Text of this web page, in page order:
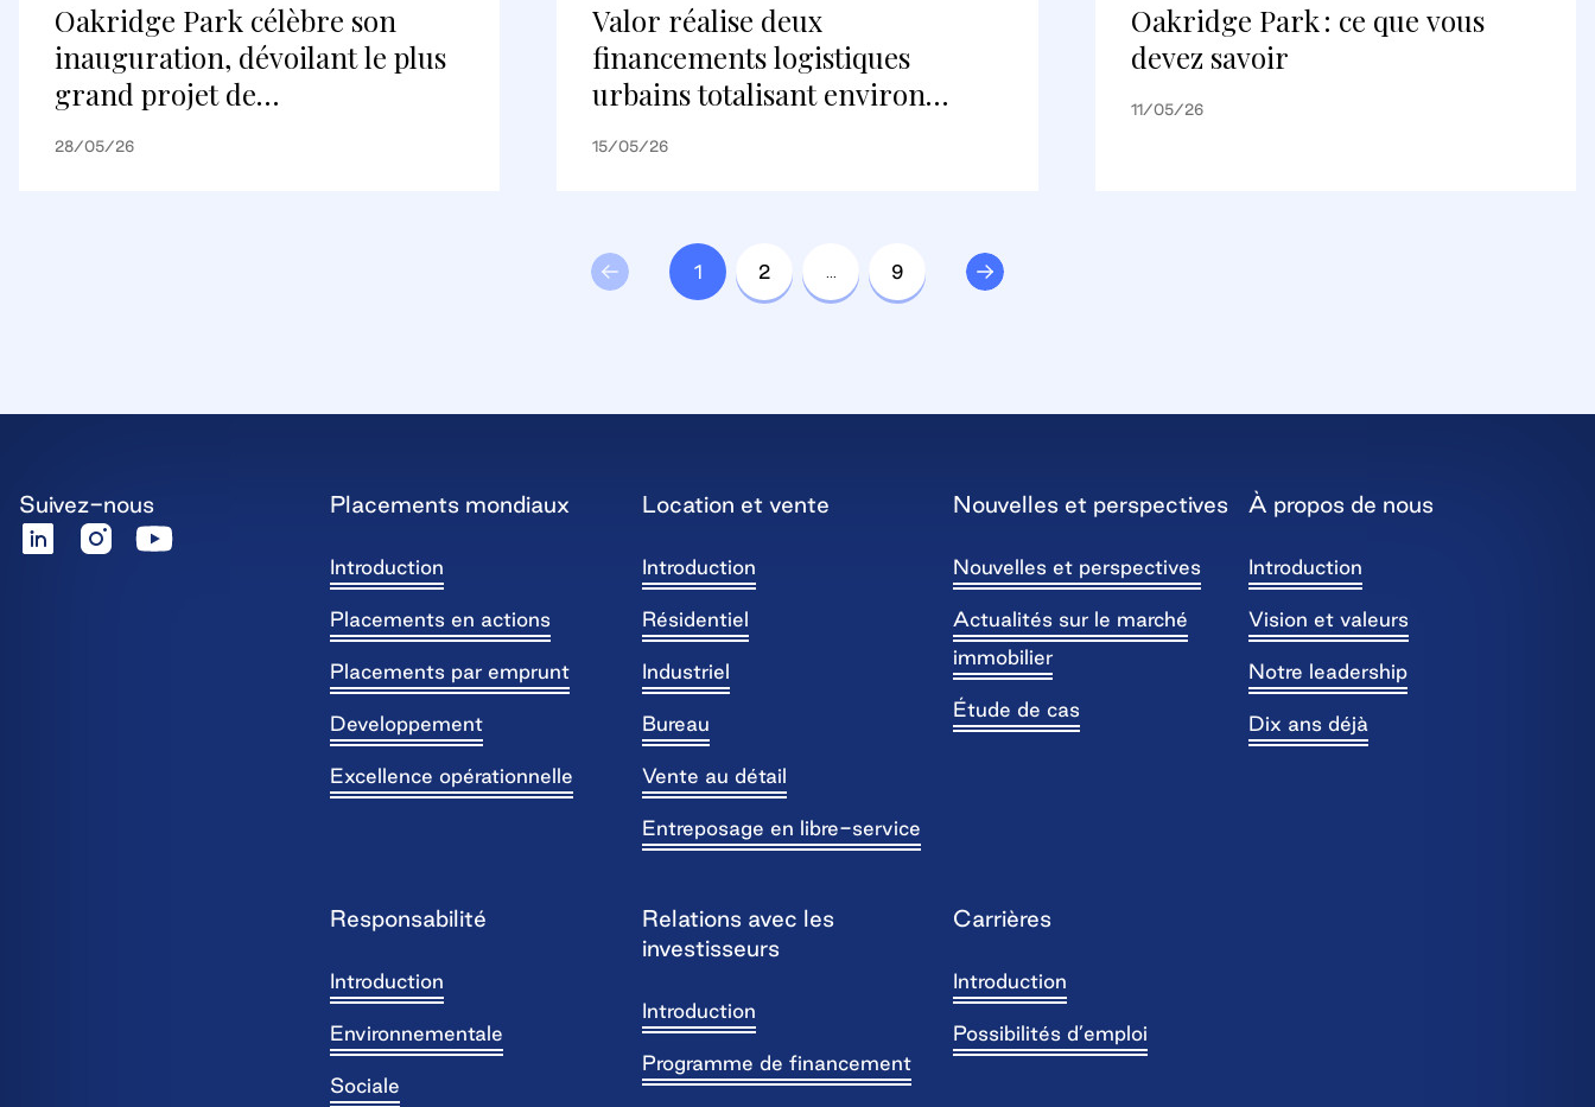
Oakridge Park célèbre son
inauguration, dévoilant le plus
grand projet de
réaménagement au Canada et
28/05/26
Valor réalise deux
financements logistiques
urbains totalisant environ
148 millions d’euros avec
lyonnais
15/05/26
Oakridge Park : ce que vous
devez savoir
11/05/26
1 2 … 9
Suivez-nous Placements mondiaux
Introduction
Placements en actions
Placements par emprunt
Developpement
Excellence opérationnelle
Location et vente
Introduction
Résidentiel
Industriel
Bureau
Vente au détail
Entreposage en libre-service
Nouvelles et perspectives
Nouvelles et perspectives
Actualités sur le marché
immobilier
Étude de cas
À propos de nous
Introduction
Vision et valeurs
Notre leadership
Dix ans déjà
Responsabilité
Introduction
Environnementale
Sociale
Relations avec les
investisseurs
Introduction
Programme de financement
Carrières
Introduction
Possibilités d’emploi